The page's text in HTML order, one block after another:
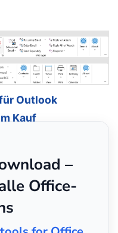
Outlook
Kauf
–
Office-